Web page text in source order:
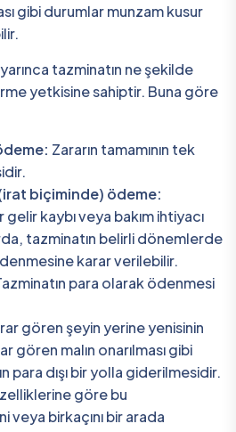
gibi durumlar munzam kusur
tazminatın ne şekilde
yetkisine sahiptir. Buna göre
Zararın tamamının tek
biçiminde) ödeme:
kaybı veya bakım ihtiyacı
tazminatın belirli dönemlerde
karar verilebilir.
para olarak ödenmesi
gören şeyin yerine yenisinin
gören malın onarılması gibi
para dışı bir yolla giderilmesidir.
göre bu
birkaçını bir arada